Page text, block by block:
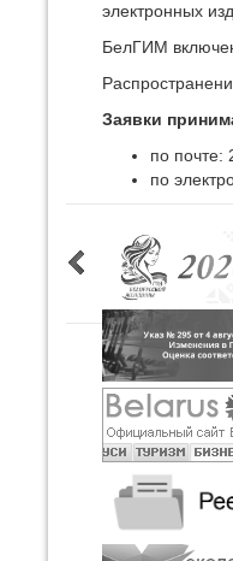
электронных
БелГИМ
Заявки
по почте:
по